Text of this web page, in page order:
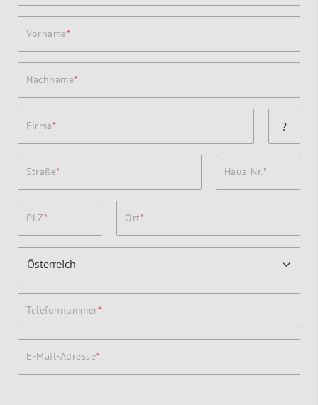
Vorname
Nachname
Firma ?
Straße Haus-Nr.
PLZ Ort
Telefonnummer
E-Mail-Adresse